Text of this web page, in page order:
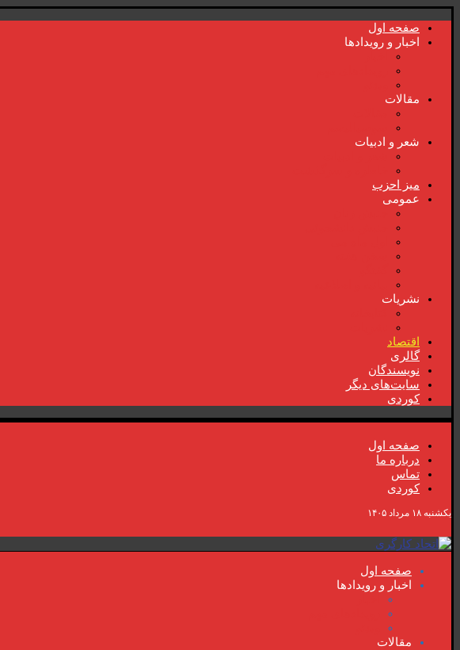
صفحە اول
اخبار و رویدادها
مقالات
شعر و ادبیات
میز احزب
عمومی
نشریات
اقتصاد
گالری
نویسندگان
سایت‌های دیگر
کوردی
صفحە اول
دربارە ما
تماس
کوردی
یکشنبه ۱۸ مرداد ۱۴۰۵
صفحە اول
اخبار و رویدادها
مقالات